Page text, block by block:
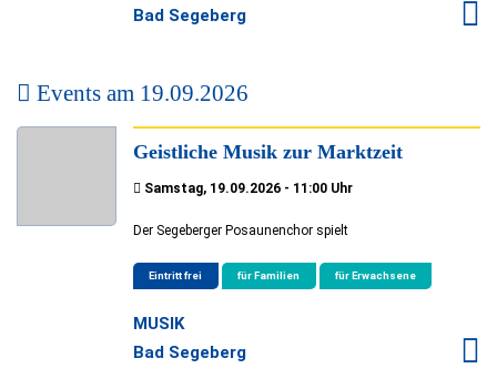
Bad Segeberg
Events am 19.09.2026
Geistliche Musik zur Marktzeit
Samstag, 19.09.2026 - 11:00 Uhr
Der Segeberger Posaunenchor spielt
Eintritt frei für Familien für Erwachsene
MUSIK
Bad Segeberg